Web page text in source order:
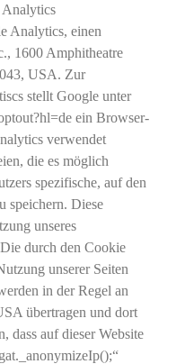
Analytics
Analytics, einen
1600 Amphitheatre
USA. Zur
stellt Google unter
ein Browser-
verwendet
die es möglich
spezifische, auf den
speichern. Diese
unseres
durch den Cookie
unserer Seiten
in der Regel an
übertragen und dort
dass auf dieser Website